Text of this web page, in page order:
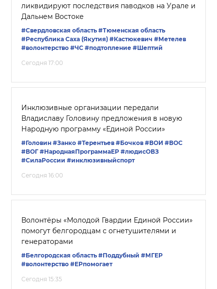
ликвидируют последствия паводков на Урале и
Дальнем Востоке
#Свердловская область #Тюменская область
#Республика Саха (Якутия) #Кастюкевич #Метелев
#волонтерство #ЧС #подтопление #Шептий
Сегодня 17:00
Инклюзивные организации передали
Владиславу Головину предложения в новую
Народную программу «Единой России»
#Головин #Занко #Терентьев #Бочков #ВОИ #ВОС
#ВОГ #НароднаяПрограммаЕР #людисОВЗ
#СилаРоссии #инклюзивныйспорт
Сегодня 16:00
Волонтёры «Молодой Гвардии Единой России»
помогут белгородцам с огнетушителями и
генераторами
#Белгородская область #Поддубный #‎МГЕР‬
#волонтерство #ЕРпомогает
Сегодня 15:35